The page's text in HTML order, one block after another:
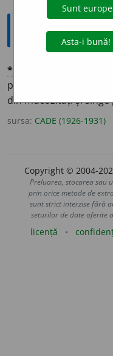
Explicative
*
prin urdinare foarte
din mucozități și sînge
sursa: CADE (1926-1931)
Copyright © 2004-
Preluarea, stocarea sau
prin orice metode de
sunt strict interzise fără
seturilor de date oferite
licență